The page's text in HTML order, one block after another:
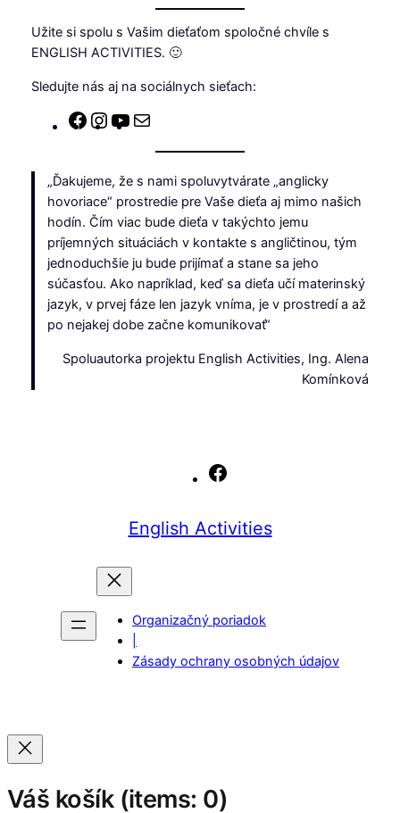
Užite si spolu s Vašim dieťaťom spoločné chvíle s
ENGLISH ACTIVITIES. 🙂
Sledujte nás aj na sociálnych sieťach:
Facebook
Instagram
YouTube
„Ďakujeme, že s nami spoluvytvárate „anglicky
hovoriace“ prostredie pre Vaše dieťa aj mimo našich
hodín. Čím viac bude dieťa v takýchto jemu
príjemných situáciách v kontakte s angličtinou, tým
jednoduchšie ju bude prijímať a stane sa jeho
súčasťou. Ako napríklad, keď sa dieťa učí materinský
jazyk, v prvej fáze len jazyk vníma, je v prostredí a až
po nejakej dobe začne komunikovať“
Spoluautorka projektu English Activities, Ing. Alena
Komínková
English Activities
Organizačný poriadok
Zásady ochrany osobných údajov
Váš košík (items: 0)